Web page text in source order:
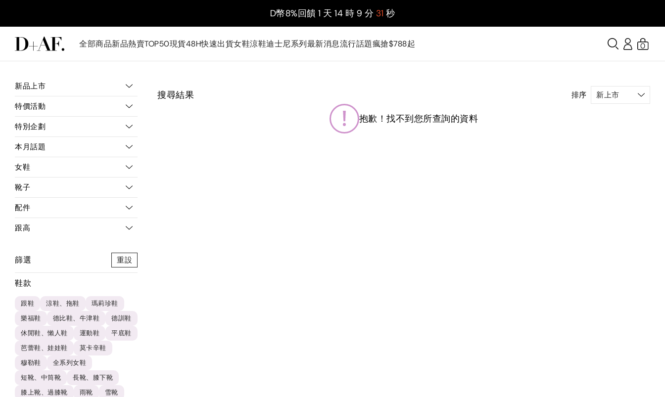
D幣8%回饋 1 天 14 時 9 分 31 秒
全部商品新品熱賣TOP50現貨48H快速出貨女鞋涼鞋迪士尼系列最新消息流行話題瘋搶$788起 0
新品上市
特價活動
特別企劃
本月話題
女鞋
靴子
配件
跟高
篩選 重設
鞋款
跟鞋 涼鞋、拖鞋
瑪莉珍鞋
樂福鞋
德比鞋、牛津鞋
德訓鞋
休閒鞋、懶人鞋
運動鞋
平底鞋
芭蕾鞋、娃娃鞋
莫卡辛鞋
穆勒鞋
全系列女鞋
短靴、中筒靴
長靴、膝下靴
膝上靴、過膝靴
雨靴
雪靴
搜尋結果 排序
抱歉！找不到您所查詢的資料